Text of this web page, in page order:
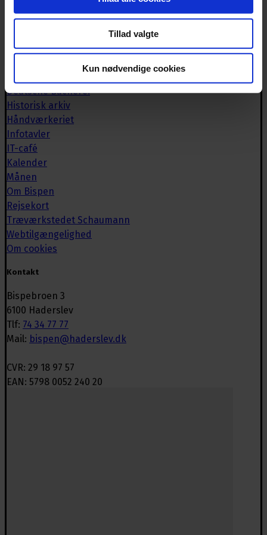
Tillad valgte
Kun nødvendige cookies
Biblioteket
Bispebrevet
Deutsche Bücherei
Historisk arkiv
Håndværkeriet
Infotavler
IT-café
Kalender
Månen
Om Bispen
Rejsekort
Træværkstedet Schaumann
Webtilgængelighed
Om cookies
Kontakt
Bispebroen 3
6100 Haderslev
Tlf: 74 34 77 77
Mail: bispen@haderslev.dk
CVR: 29 18 97 57
EAN: 5798 0052 240 20